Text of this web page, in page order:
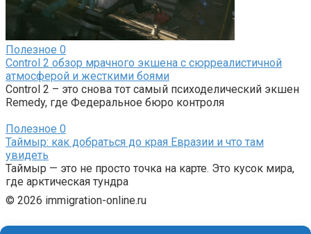
Полезное 0
Control 2 обзор мрачного экшена с сюрреалистичной
атмосферой и жесткими боями
Control 2 – это снова тот самый психоделический экшен
Remedy, где Федеральное бюро контроля
Полезное 0
Таймыр: как добраться до края Евразии и что там
увидеть
Таймыр — это не просто точка на карте. Это кусок мира,
где арктическая тундра
© 2026 immigration-online.ru